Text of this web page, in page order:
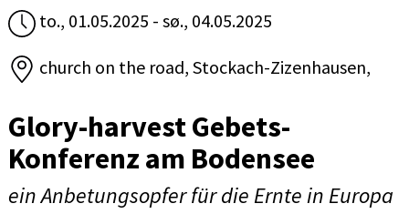
to., 01.05.2025 - sø., 04.05.2025
church on the road, Stockach-Zizenhausen,
Glory-harvest Gebets-
Konferenz am Bodensee
ein Anbetungsopfer für die Ernte in Europa